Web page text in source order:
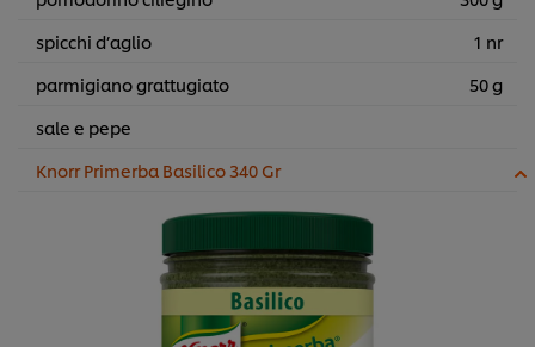
spicchi d’aglio
1 nr
parmigiano grattugiato
50 g
sale e pepe
Knorr Primerba Basilico 340 Gr